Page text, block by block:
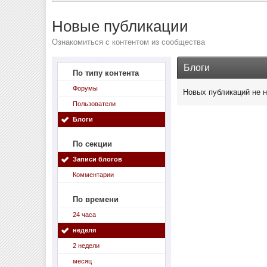
Новые публикации
Ознакомиться с контентом из сообщества
По типу контента
Форумы
Пользователи
Блоги
По секции
Записи блогов
Комментарии
По времени
24 часа
неделя
2 недели
месяц
Блоги
Новых публикаций не